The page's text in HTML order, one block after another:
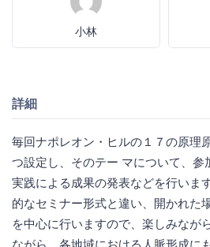
小林
詳細
毎回ナポレオン・ヒルの１７の原理
つ設定し、そのテー マについて、参
実践による成果の発表などを行いま
的なセミナー形式と違い、開かれた
を中心に行いますので、楽しみなが